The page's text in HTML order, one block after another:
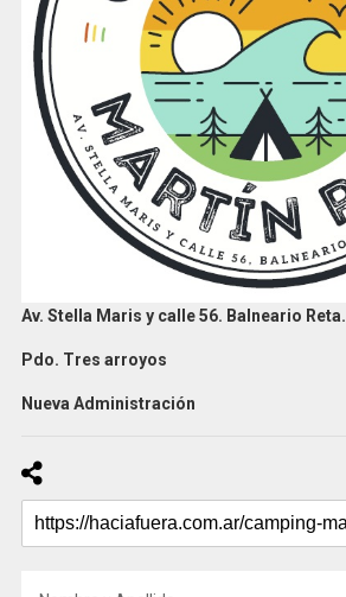
Av. Stella Maris y calle 56. Balneario Reta.
Pdo. Tres arroyos
Nueva Administración